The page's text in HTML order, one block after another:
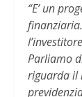
“E’ un
Parliamo
riguarda il